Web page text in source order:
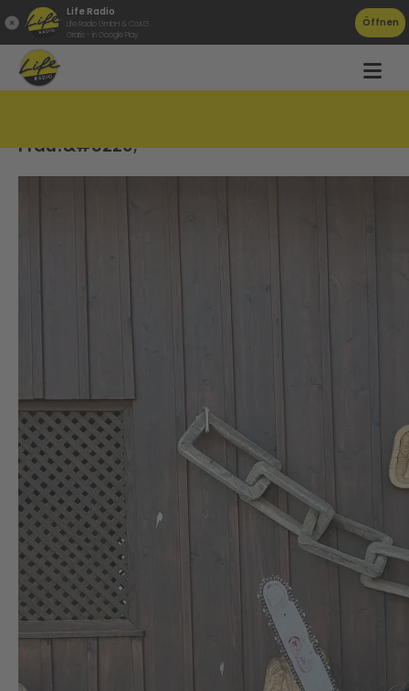
Life Radio
Life Radio GmbH & Co.KG
Gratis - in Google Play
Öffnen
Frau!&#8220;